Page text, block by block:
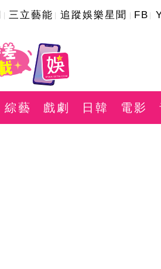
三立藝能 追蹤娛樂星聞 FB
綜藝 戲劇 日韓 電影